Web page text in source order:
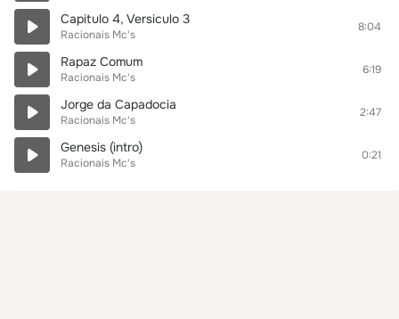
Capitulo 4, Versiculo 3
Racionais Mc's
8:04
Rapaz Comum
Racionais Mc's
6:19
Jorge da Capadocia
Racionais Mc's
2:47
Genesis (intro)
Racionais Mc's
0:21